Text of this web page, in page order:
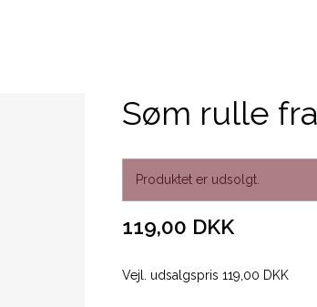
Søm rulle
Produktet er udsolgt.
119,00 DKK
Vejl. udsalgspris 119,00 DKK